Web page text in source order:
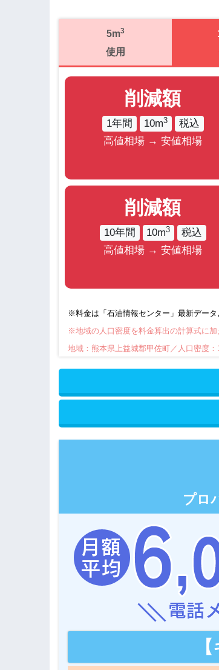
5m3
使用
削減額
1年間 10m3
税込
高値相場 → 安値相場
削減額
10年間 10m3
税込
高値相場 → 安値相場
※料金は「石油情報センター」最新データ
※地域の人口密度を料金算出の計算式に加
地域：熊本県上益城郡甲佐町／人口密度：
プロ